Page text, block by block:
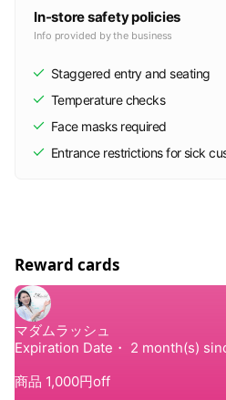
けやすくなったり、軽い水ぶく
これは好転反応（照射部細胞の
４．これはトリートメントの内
わるいかなる作用に対して、当
ますことをご了承ください。
・メイクは当日から可能です。
・当日施術後は2～3時間食事は
やすくなっている為）
・いつもより多めに常温水を摂
で推奨しております。
・当日の湯船、サウナなど体温
さい。（シャワーは当日から、
す。）
In-store safety policies
Info provided by the business
Staggered entry and seating
Temperature checks
Face masks required
Entrance restrictions for sick
Reward cards